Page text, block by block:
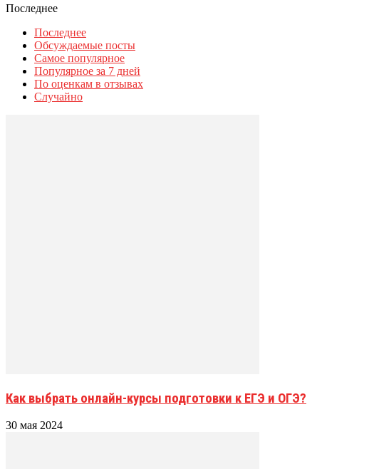
Последнее
Последнее
Обсуждаемые посты
Самое популярное
Популярное за 7 дней
По оценкам в отзывах
Случайно
Как выбрать онлайн-курсы подготовки к ЕГЭ и ОГЭ?
30 мая 2024